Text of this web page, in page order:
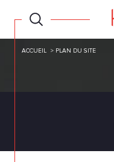
ACCUEIL PLAN DU SITE